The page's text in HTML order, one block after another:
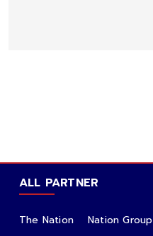
ALL PARTNER
The Nation Nation Group